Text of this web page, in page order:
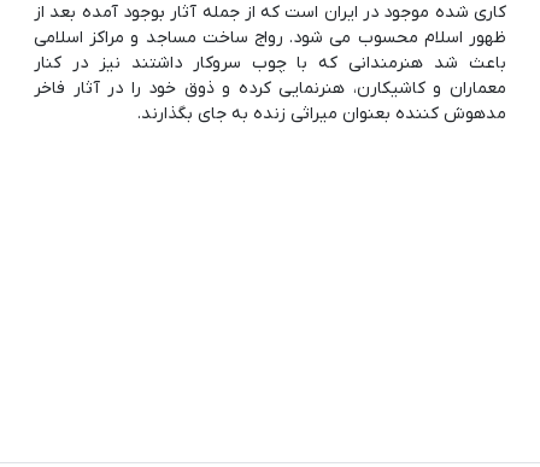
کاری شده موجود در ایران است که از جمله آثار بوجود آمده بعد از
ظهور اسلام محسوب می شود. رواج ساخت مساجد و مراکز اسلامی
باعث شد هنرمندانی که با چوب سروکار داشتند نیز در کنار
معماران و کاشیکارن، هنرنمایی کرده و ذوق خود را در آثار فاخر
مدهوش کننده بعنوان میراثی زنده به جای بگذارند.